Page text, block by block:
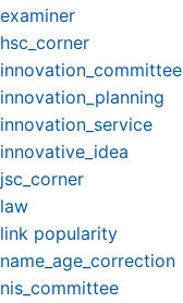
examiner
hsc_corner
innovation_committee
innovation_planning
innovation_service
innovative_idea
jsc_corner
law
link popularity
name_age_correction
nis_committee